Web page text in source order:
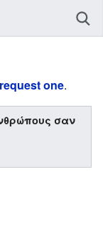
request one.
σαν